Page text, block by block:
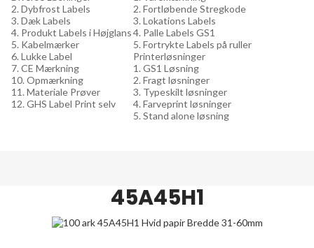
2. Dybfrost Labels
3. Dæk Labels
4. Produkt Labels i Højglans
5. Kabelmærker
6. Lukke Label
7. CE Mærkning
10. Opmærkning
11. Materiale Prøver
12. GHS Label Print selv
2. Fortløbende Stregkode
3. Lokations Labels
4. Palle Labels GS1
5. Fortrykte Labels på ruller
Printerløsninger
1. GS1 Løsning
2. Fragt løsninger
3. Typeskilt løsninger
4. Farveprint løsninger
5. Stand alone løsning
45A45H1